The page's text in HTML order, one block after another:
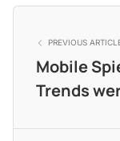
PREVIOUS
Mobile
Trends